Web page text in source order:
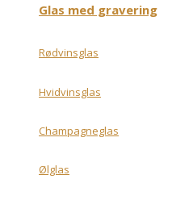
Glas med gravering
Rødvinsglas
Hvidvinsglas
Champagneglas
Ølglas